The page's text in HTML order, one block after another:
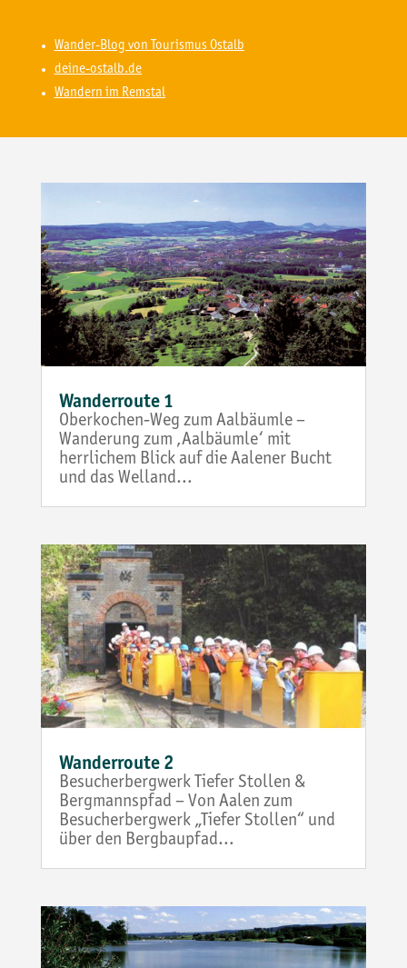
Wander-Blog von Tourismus Ostalb
deine-ostalb.de
Wandern im Remstal
Wanderroute 1
Oberkochen-Weg zum Aalbäumle –
Wanderung zum ‚Aalbäumle‘ mit
herrlichem Blick auf die Aalener Bucht
und das Welland…
Wanderroute 2
Besucherbergwerk Tiefer Stollen &
Bergmannspfad – Von Aalen zum
Besucherbergwerk „Tiefer Stollen“ und
über den Bergbaupfad…